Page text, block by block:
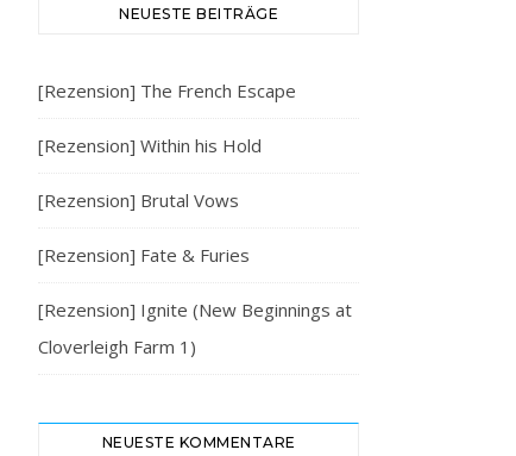
NEUESTE BEITRÄGE
[Rezension] The French Escape
[Rezension] Within his Hold
[Rezension] Brutal Vows
[Rezension] Fate & Furies
[Rezension] Ignite (New Beginnings at
Cloverleigh Farm 1)
NEUESTE KOMMENTARE